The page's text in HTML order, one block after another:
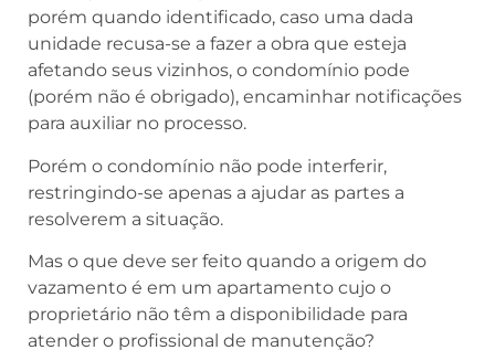
porém quando identificado, caso uma dada
unidade recusa-se a fazer a obra que esteja
afetando seus vizinhos, o condomínio pode
(porém não é obrigado), encaminhar notificações
para auxiliar no processo.
Porém o condomínio não pode interferir,
restringindo-se apenas a ajudar as partes a
resolverem a situação.
Mas o que deve ser feito quando a origem do
vazamento é em um apartamento cujo o
proprietário não têm a disponibilidade para
atender o profissional de manutenção?